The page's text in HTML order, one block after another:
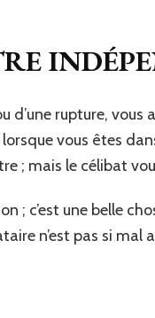
d’une rupture,
vous êtes
; mais le célibat
; c’est une belle
n’est pas si mal